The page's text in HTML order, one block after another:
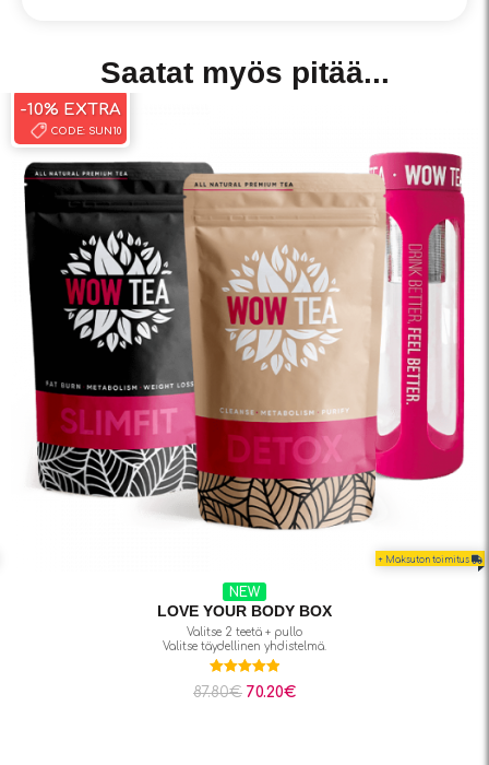
Saatat myös pitää...
+ Maksuton toimitus
-10% EXTRA
CODE: SUN10
NEW YEAR NEW ME
Detox + SlimFit
56.40€ 47.90€